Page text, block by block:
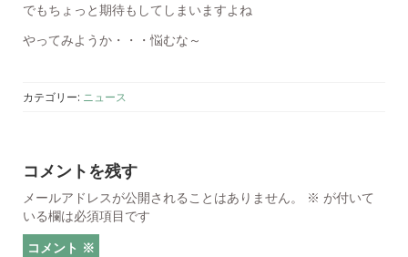
でもちょっと期待もしてしまいますよね
やってみようか・・・悩むな～
カテゴリー: ニュース
コメントを残す
メールアドレスが公開されることはありません。 ※ が付いて
いる欄は必須項目です
コメント ※